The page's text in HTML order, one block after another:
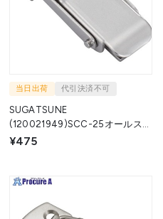
当日出荷 代引決済不可
SUGATSUNE
(120021949)SCC-25オールステ
ンレス鋼製キャッチクリップ
¥475